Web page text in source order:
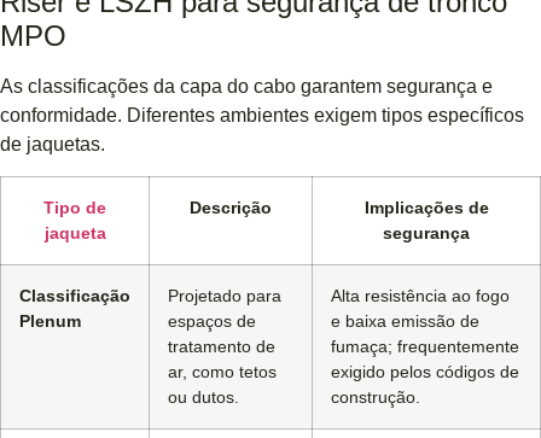
MPO
As classificações da capa do cabo garantem segurança e
conformidade. Diferentes ambientes exigem tipos específicos
de jaquetas.
Tipo de
jaqueta
Descrição
Implicações de
segurança
Classificação
Plenum
Projetado para
espaços de
tratamento de
ar, como tetos
ou dutos.
Alta resistência ao fogo
e baixa emissão de
fumaça; frequentemente
exigido pelos códigos de
construção.